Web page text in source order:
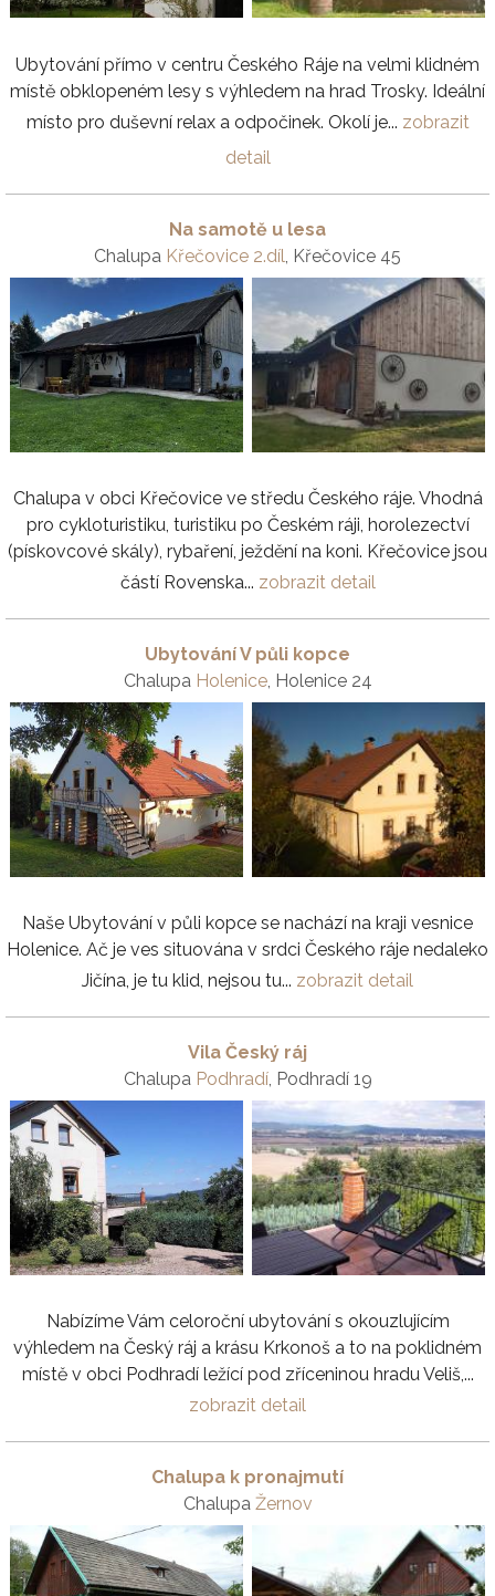
Ubytování přímo v centru Českého Ráje na velmi klidném
místě obklopeném lesy s výhledem na hrad Trosky. Ideální
místo pro duševní relax a odpočinek. Okolí je... zobrazit
detail
Na samotě u lesa
Chalupa Křečovice 2.díl , Křečovice 45
Chalupa v obci Křečovice ve středu Českého ráje. Vhodná
pro cykloturistiku, turistiku po Českém ráji, horolezectví
(pískovcové skály), rybaření, ježdění na koni. Křečovice jsou
částí Rovenska... zobrazit detail
Ubytování V půli kopce
Chalupa Holenice, Holenice 24
Naše Ubytování v půli kopce se nachází na kraji vesnice
Holenice. Ač je ves situována v srdci Českého ráje nedaleko
Jičína, je tu klid, nejsou tu... zobrazit detail
Vila Český ráj
Chalupa Podhradí, Podhradí 19
Nabízíme Vám celoroční ubytování s okouzlujícím
výhledem na Český ráj a krásu Krkonoš a to na poklidném
místě v obci Podhradí ležící pod zříceninou hradu Veliš,...
zobrazit detail
Chalupa k pronajmutí
Chalupa Žernov